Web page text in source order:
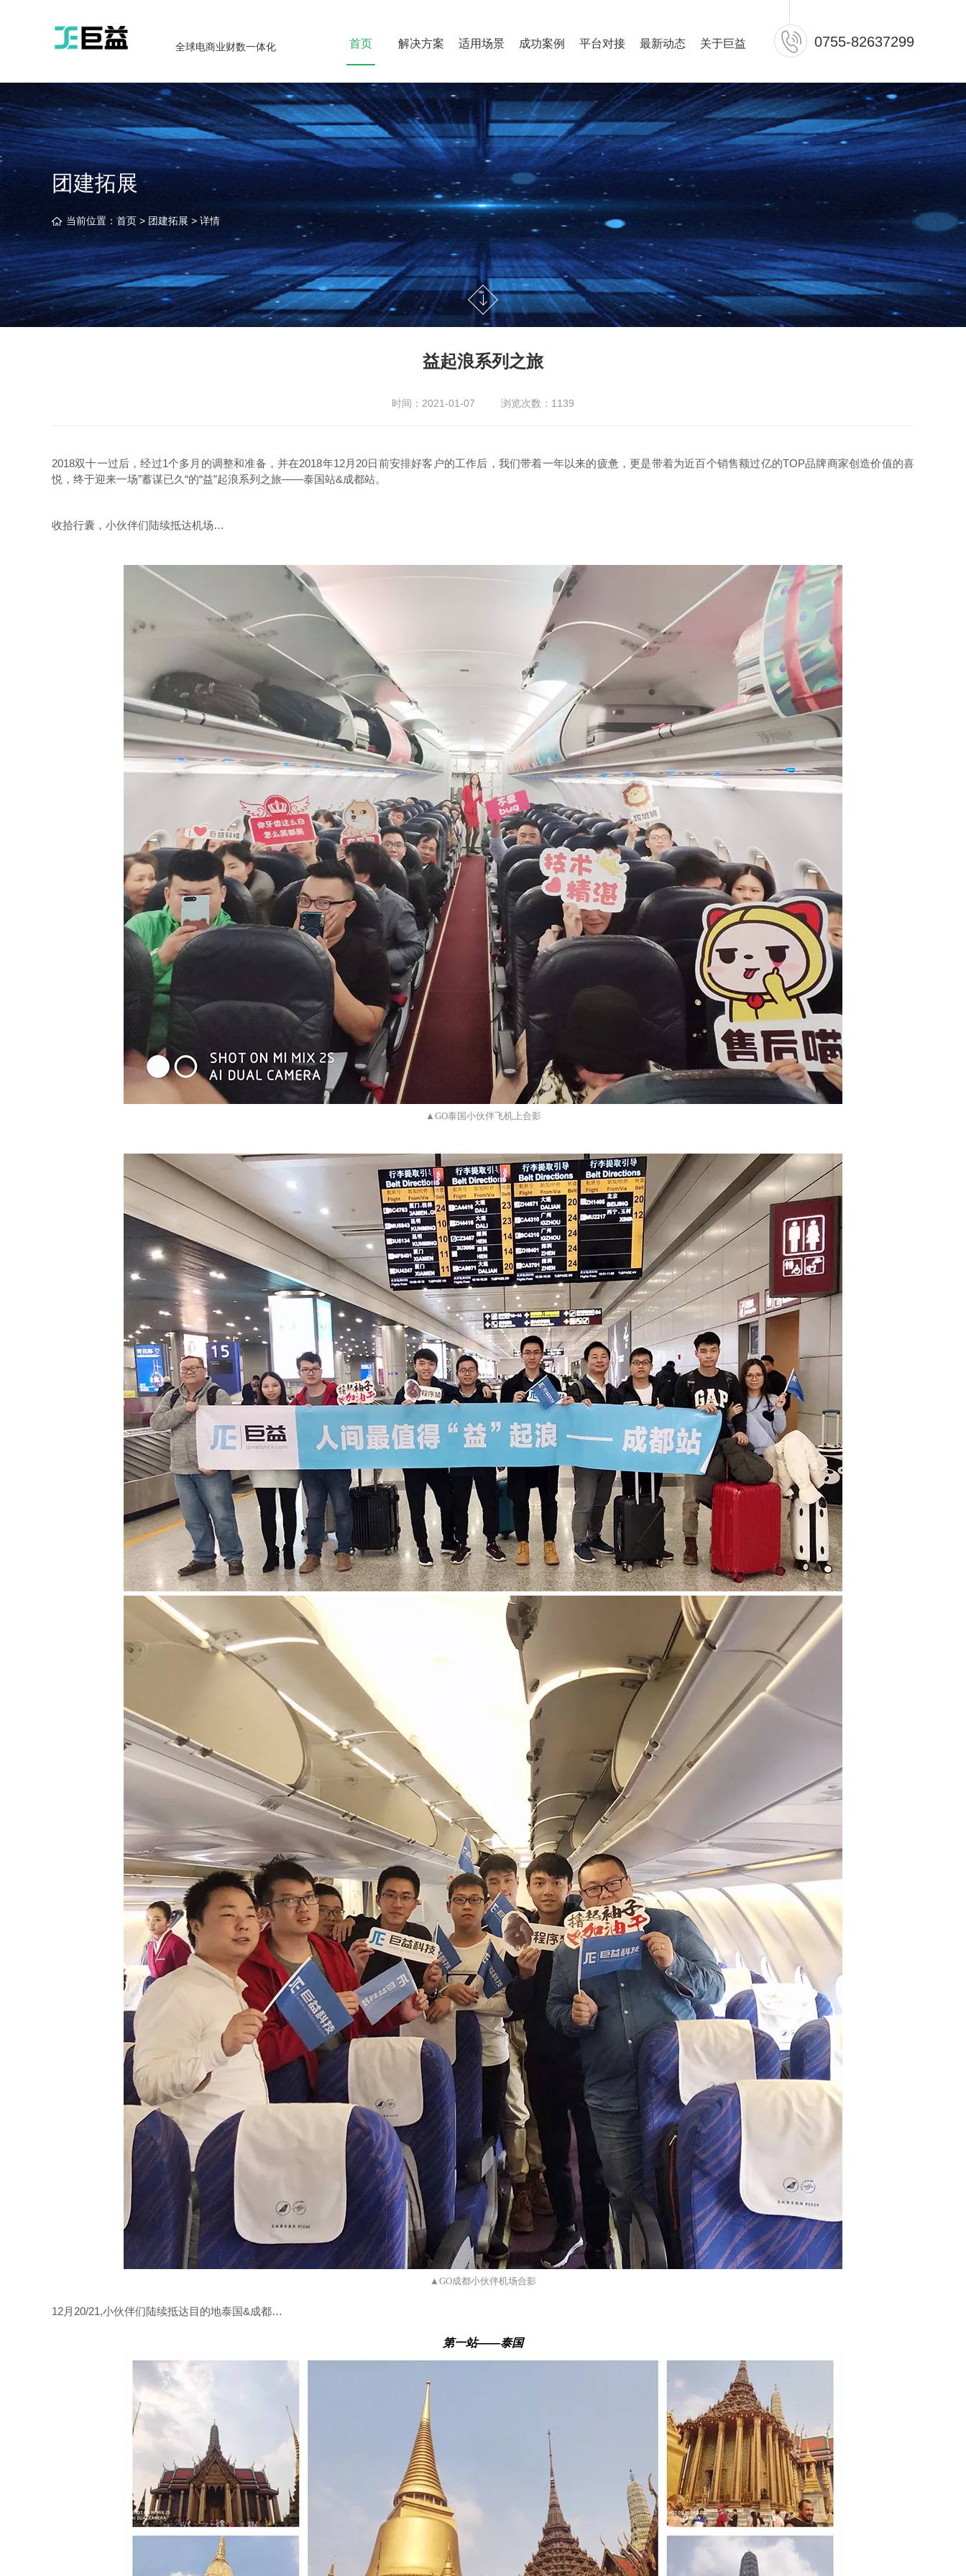
全球电商业财数一体化 首页 解决方案 适用场景 成功案例 平台对接 最新动态 关于巨益 0755-82637299
团建拓展
当前位置： 首页 > 团建拓展 > 详情
益起浪系列之旅
时间：2021-01-07 浏览次数： 1139
2018双十一过后，经过1个多月的调整和准备，并在2018年12月20日前安排好客户的工作后，我们带着一年以来的疲惫，更是带着为近百个销售额过亿的TOP品牌商家创造价值的喜
悦，终于迎来一场”蓄谋已久“的“益”起浪系列之旅——泰国站&成都站。
收拾行囊，小伙伴们陆续抵达机场…
▲GO泰国小伙伴飞机上合影
▲GO成都小伙伴机场合影
12月20/21,小伙伴们陆续抵达目的地泰国&成都…
第一站——泰国